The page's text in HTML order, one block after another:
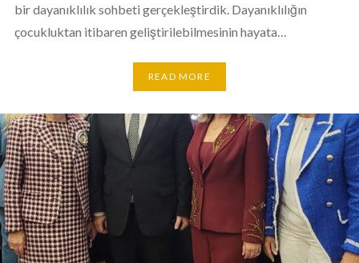
bir dayanıklılık sohbeti gerçekleştirdik. Dayanıklılığın
çocukluktan itibaren geliştirilebilmesinin hayata…
READ MORE